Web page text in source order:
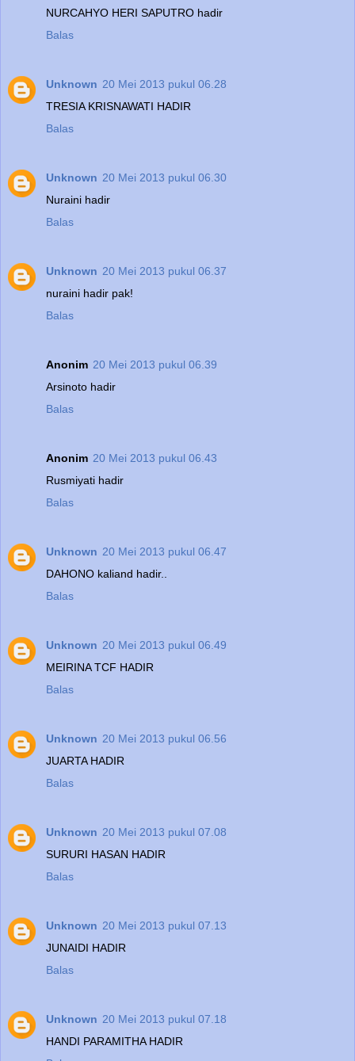
NURCAHYO HERI SAPUTRO hadir
Balas
Unknown 20 Mei 2013 pukul 06.28
TRESIA KRISNAWATI HADIR
Balas
Unknown 20 Mei 2013 pukul 06.30
Nuraini hadir
Balas
Unknown 20 Mei 2013 pukul 06.37
nuraini hadir pak!
Balas
Anonim 20 Mei 2013 pukul 06.39
Arsinoto hadir
Balas
Anonim 20 Mei 2013 pukul 06.43
Rusmiyati hadir
Balas
Unknown 20 Mei 2013 pukul 06.47
DAHONO kaliand hadir..
Balas
Unknown 20 Mei 2013 pukul 06.49
MEIRINA TCF HADIR
Balas
Unknown 20 Mei 2013 pukul 06.56
JUARTA HADIR
Balas
Unknown 20 Mei 2013 pukul 07.08
SURURI HASAN HADIR
Balas
Unknown 20 Mei 2013 pukul 07.13
JUNAIDI HADIR
Balas
Unknown 20 Mei 2013 pukul 07.18
HANDI PARAMITHA HADIR